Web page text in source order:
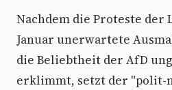
Nachdem die Proteste der
Januar unerwartete
die Beliebtheit der AfD
erklimmt, setzt der "polit-